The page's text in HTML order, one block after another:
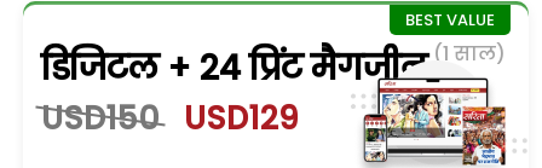
डिजिटल + 24 प्रिंट मैगजीन (1 साल)
USD150 USD129